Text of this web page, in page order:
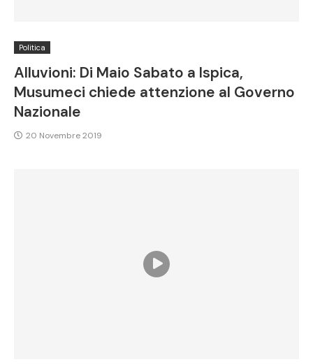
Politica
Alluvioni: Di Maio Sabato a Ispica,
Musumeci chiede attenzione al Governo
Nazionale
20 Novembre 2019